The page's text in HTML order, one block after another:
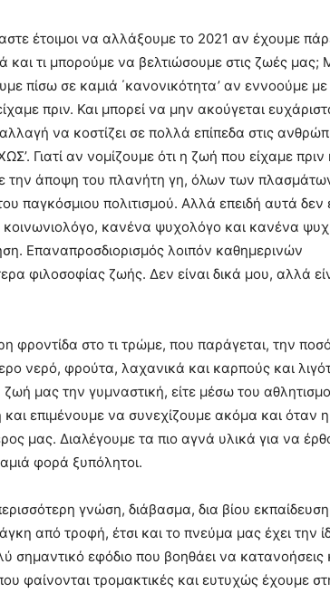
έτοιμοι να αλλάξουμε το 2021 αν έχουμε
και τι μπορούμε να βελτιώσουμε στις ζωές μας;
πίσω σε καμιά ΄κανονικότητα’ αν εννοούμε με
πριν. Και μπορεί να μην ακούγεται
να κοστίζει σε πολλά επίπεδα στις
Γιατί αν νομίζουμε ότι η ζωή που είχαμε πριν
την άποψη του πλανήτη γη, όλων των
παγκόσμιου πολιτισμού. Αλλά επειδή αυτά δεν
κανένα ψυχολόγο και κανένα
Επαναπροσδιορισμός λοιπόν καθημερινών
φιλοσοφίας ζωής. Δεν είναι δικά μου, αλλά
φροντίδα στο τι τρώμε, που παράγεται, την
νερό, φρούτα, λαχανικά και καρπούς και
μας την γυμναστική, είτε μέσω του
επιμένουμε να συνεχίζουμε ακόμα και όταν η
μας. Διαλέγουμε τα πιο αγνά υλικά για να
φορά ξυπόλητοι.
γνώση, διάβασμα, δια βίου
από τροφή, έτσι και το πνεύμα μας έχει την
σημαντικό εφόδιο που βοηθάει να κατανοήσεις
φαίνονται τρομακτικές και ευτυχώς έχουμε